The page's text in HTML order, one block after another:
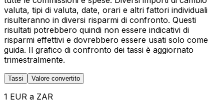
valuta, tipi di valuta, date, orari e altri fattori individuali
risulteranno in diversi risparmi di confronto. Questi
risultati potrebbero quindi non essere indicativi di
risparmi effettivi e dovrebbero essere usati solo come
guida. Il grafico di confronto dei tassi è aggiornato
trimestralmente.
Tassi Valore convertito
1 EUR a ZAR